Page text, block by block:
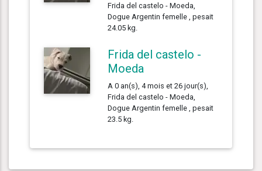
Frida del castelo - Moeda,
Dogue Argentin femelle , pesait
24.05 kg.
Frida del castelo -
Moeda
A 0 an(s), 4 mois et 26 jour(s),
Frida del castelo - Moeda,
Dogue Argentin femelle , pesait
23.5 kg.